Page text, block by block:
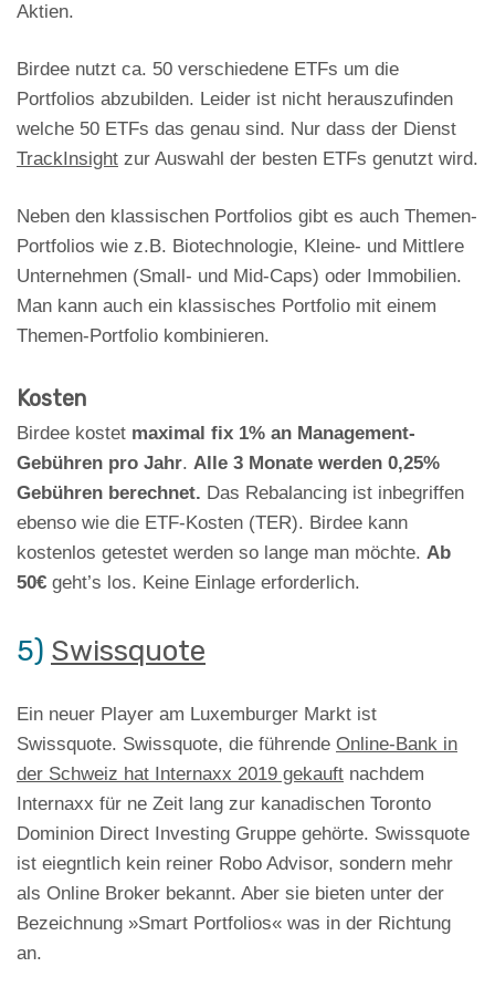
Aktien.
Birdee nutzt ca. 50 verschiedene ETFs um die
Portfolios abzubilden. Leider ist nicht herauszufinden
welche 50 ETFs das genau sind. Nur dass der Dienst
TrackInsight zur Auswahl der besten ETFs genutzt wird.
Neben den klassischen Portfolios gibt es auch Themen-
Portfolios wie z.B. Biotechnologie, Kleine- und Mittlere
Unternehmen (Small- und Mid-Caps) oder Immobilien.
Man kann auch ein klassisches Portfolio mit einem
Themen-Portfolio kombinieren.
Kosten
Birdee kostet maximal fix 1% an Management-
Gebühren pro Jahr. Alle 3 Monate werden 0,25%
Gebühren berechnet. Das Rebalancing ist inbegriffen
ebenso wie die ETF-Kosten (TER). Birdee kann
kostenlos getestet werden so lange man möchte. Ab
50€ geht’s los. Keine Einlage erforderlich.
5) Swissquote
Ein neuer Player am Luxemburger Markt ist
Swissquote. Swissquote, die führende Online-Bank in
der Schweiz hat Internaxx 2019 gekauft nachdem
Internaxx für ne Zeit lang zur kanadischen Toronto
Dominion Direct Investing Gruppe gehörte. Swissquote
ist eiegntlich kein reiner Robo Advisor, sondern mehr
als Online Broker bekannt. Aber sie bieten unter der
Bezeichnung »Smart Portfolios« was in der Richtung
an.